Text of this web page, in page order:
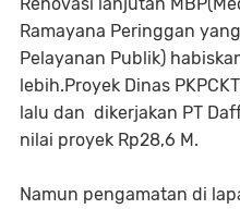
Ramayana Peringgan
Pelayanan Publik)
lebih.Proyek Dinas
lalu dan dikerjakan PT
nilai proyek Rp28,6 M.
Namun pengamatan di